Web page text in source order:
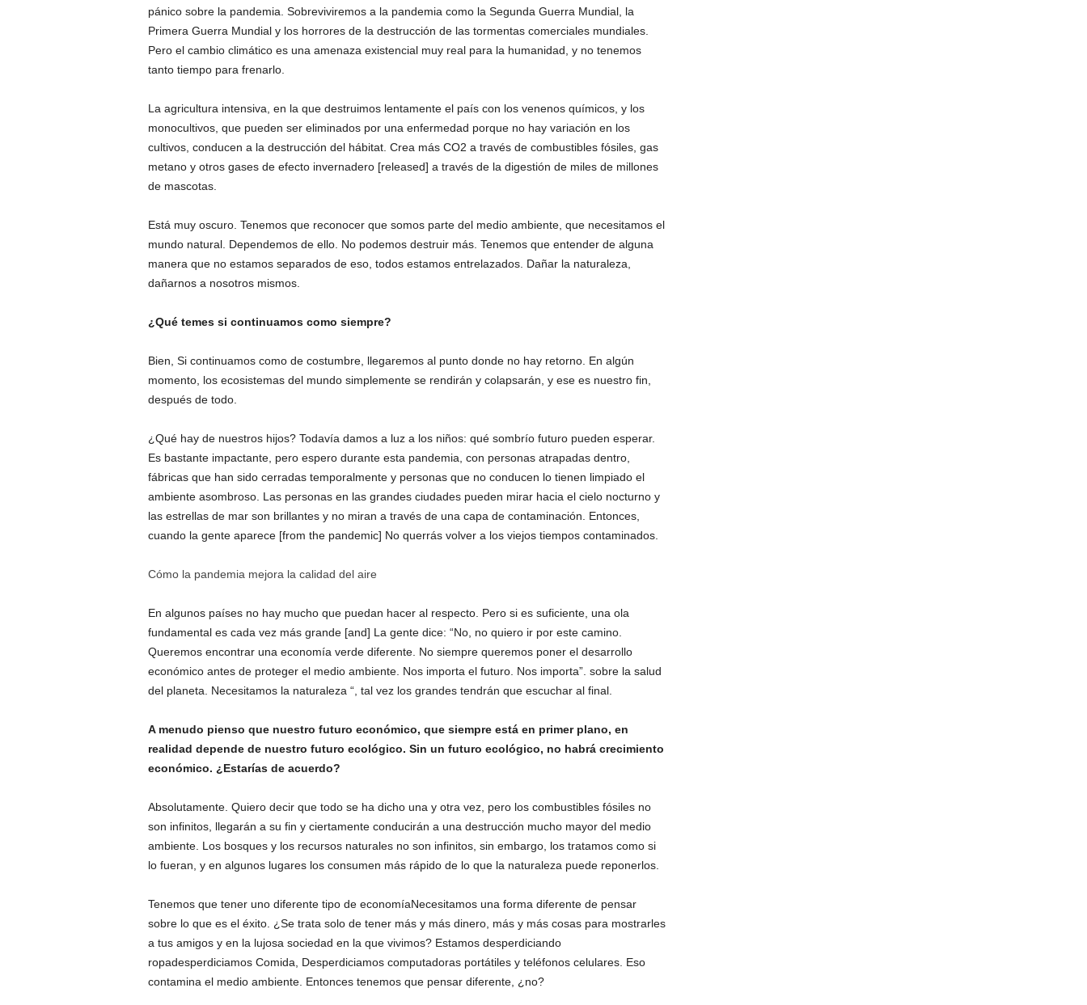
pánico sobre la pandemia. Sobreviviremos a la pandemia como la Segunda Guerra Mundial, la
Primera Guerra Mundial y los horrores de la destrucción de las tormentas comerciales mundiales.
Pero el cambio climático es una amenaza existencial muy real para la humanidad, y no tenemos
tanto tiempo para frenarlo.
La agricultura intensiva, en la que destruimos lentamente el país con los venenos químicos, y los
monocultivos, que pueden ser eliminados por una enfermedad porque no hay variación en los
cultivos, conducen a la destrucción del hábitat. Crea más CO2 a través de combustibles fósiles, gas
metano y otros gases de efecto invernadero [released] a través de la digestión de miles de millones
de mascotas.
Está muy oscuro. Tenemos que reconocer que somos parte del medio ambiente, que necesitamos el
mundo natural. Dependemos de ello. No podemos destruir más. Tenemos que entender de alguna
manera que no estamos separados de eso, todos estamos entrelazados. Dañar la naturaleza,
dañarnos a nosotros mismos.
¿Qué temes si continuamos como siempre?
Bien, Si continuamos como de costumbre, llegaremos al punto donde no hay retorno. En algún
momento, los ecosistemas del mundo simplemente se rendirán y colapsarán, y ese es nuestro fin,
después de todo.
¿Qué hay de nuestros hijos? Todavía damos a luz a los niños: qué sombrío futuro pueden esperar.
Es bastante impactante, pero espero durante esta pandemia , con personas atrapadas dentro,
fábricas que han sido cerradas temporalmente y personas que no conducen lo tienen limpiado el
ambienteasombroso. Las personas en las grandes ciudades pueden mirar hacia el cielo nocturno y
las estrellas de mar son brillantes y no miran a través de una capa de contaminación. Entonces,
cuando la gente aparece [from the pandemic] No querrás volver a los viejos tiempos contaminados.
Cómo la pandemia mejora la calidad del aire
En algunos países no hay mucho que puedan hacer al respecto. Pero si es suficiente, una ola
fundamental es cada vez más grande [and] La gente dice: “No, no quiero ir por este camino.
Queremos encontrar una economía verde diferente. No siempre queremos poner el desarrollo
económico antes de proteger el medio ambiente. Nos importa el futuro. Nos importa”. sobre la salud
del planeta. Necesitamos la naturaleza “, tal vez los grandes tendrán que escuchar al final.
A menudo pienso que nuestro futuro económico, que siempre está en primer plano, en
realidad depende de nuestro futuro ecológico. Sin un futuro ecológico, no habrá crecimiento
económico. ¿Estarías de acuerdo?
Absolutamente. Quiero decir que todo se ha dicho una y otra vez, pero los combustibles fósiles no
son infinitos, llegarán a su fin y ciertamente conducirán a una destrucción mucho mayor del medio
ambiente. Los bosques y los recursos naturales no son infinitos, sin embargo, los tratamos como si
lo fueran, y en algunos lugares los consumen más rápido de lo que la naturaleza puede reponerlos.
Tenemos que tener uno diferente tipo de economíaNecesitamos una forma diferente de pensar
sobre lo que es el éxito. ¿Se trata solo de tener más y más dinero, más y más cosas para mostrarles
a tus amigos y en la lujosa sociedad en la que vivimos? Estamos desperdiciando
ropadesperdiciamos Comida,
Desperdiciamos computadoras portátiles y teléfonos celulares. Eso
contamina el medio ambiente. Entonces tenemos que pensar diferente, ¿no?